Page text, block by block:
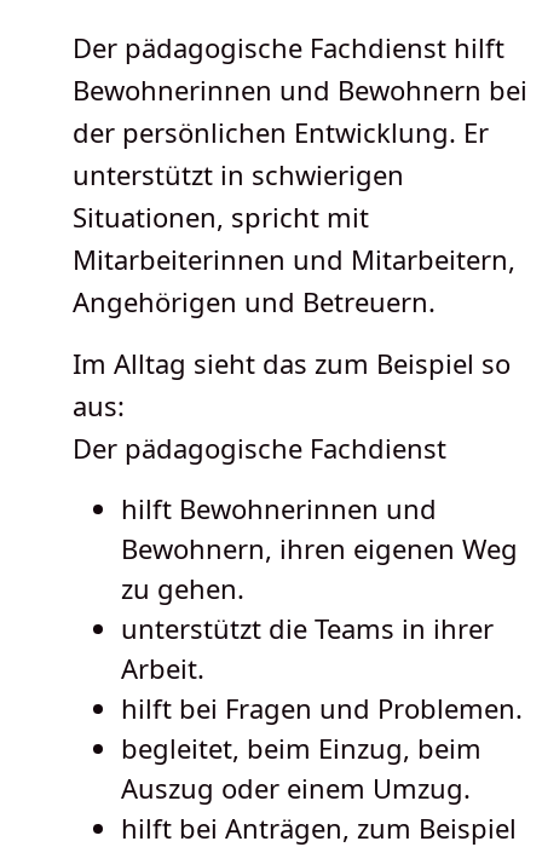
Der pädagogische Fachdienst hilft
Bewohnerinnen und Bewohnern bei
der persönlichen Entwicklung. Er
unterstützt in schwierigen
Situationen, spricht mit
Mitarbeiterinnen und Mitarbeitern,
Angehörigen und Betreuern.
Im Alltag sieht das zum Beispiel so
aus:
Der pädagogische Fachdienst
​​​​​​​hilft Bewohnerinnen und
Bewohnern, ihren eigenen Weg
zu gehen.
unterstützt die Teams in ihrer
Arbeit.
hilft bei Fragen und Problemen.
begleitet, beim Einzug, beim
Auszug oder einem Umzug.
hilft bei Anträgen, zum Beispiel